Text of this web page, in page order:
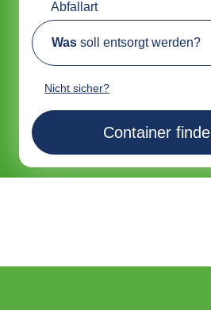
Abfallart
Was soll entsorgt werden?
Nicht sicher?
Container